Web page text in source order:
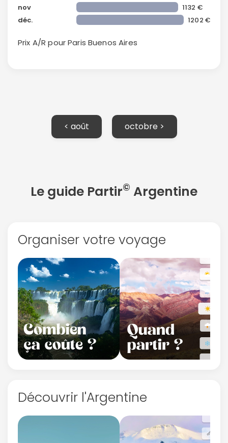
nov
1132 €
déc.
1202 €
Prix A/R pour Paris Buenos Aires
< août octobre >
Le guide Partir© Argentine
Organiser votre voyage
Découvrir l'Argentine